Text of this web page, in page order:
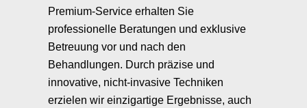
Premium-Service erhalten Sie
professionelle Beratungen und exklusive
Betreuung vor und nach den
Behandlungen. Durch präzise und
innovative, nicht-invasive Techniken
erzielen wir einzigartige Ergebnisse, auch